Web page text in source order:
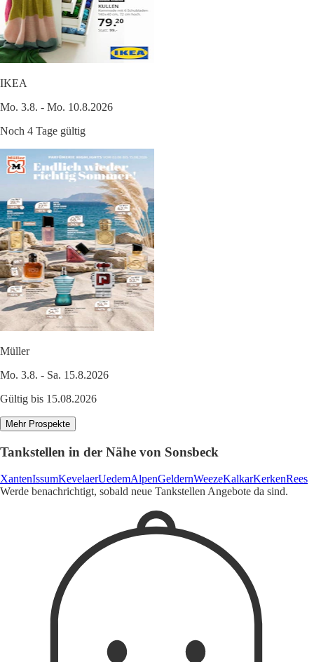
IKEA
Mo. 3.8. - Mo. 10.8.2026
Noch 4 Tage gültig
Müller
Mo. 3.8. - Sa. 15.8.2026
Gültig bis 15.08.2026
Mehr Prospekte
Tankstellen in der Nähe von Sonsbeck
XantenIssumKevelaerUedemAlpenGeldernWeezeKalkarKerkenRees
Werde benachrichtigt, sobald neue Tankstellen Angebote da sind.